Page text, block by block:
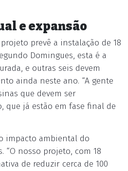
e expansão
prevê a instalação de 18
Domingues, esta é a
e outras seis devem
ainda neste ano. “A gente
que devem ser
que já estão em fase final de
impacto ambiental do
“O nosso projeto, com 18
de reduzir cerca de 100